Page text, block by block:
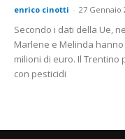
enrico cinotti - 27 Gennaio
Secondo i dati della Ue,
Marlene e Melinda
milioni di euro. Il
con pesticidi